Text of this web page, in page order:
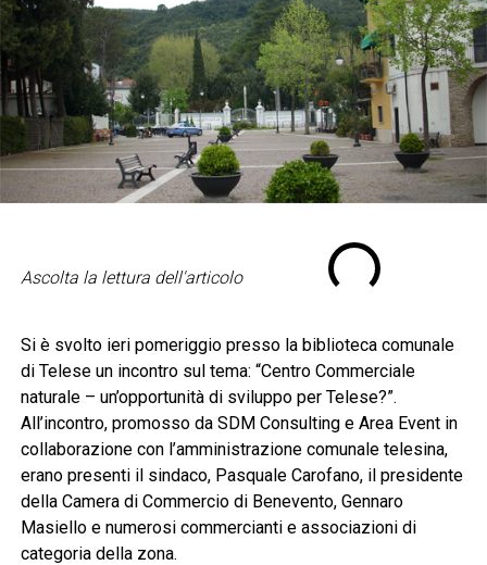
Ascolta la lettura dell'articolo
Si è svolto ieri pomeriggio presso la biblioteca comunale
di Telese un incontro sul tema: “Centro Commerciale
naturale – un’opportunità di sviluppo per Telese?”.
All’incontro, promosso da SDM Consulting e Area Event in
collaborazione con l’amministrazione comunale telesina,
erano presenti il sindaco, Pasquale Carofano, il presidente
della Camera di Commercio di Benevento, Gennaro
Masiello e numerosi commercianti e associazioni di
categoria della zona.